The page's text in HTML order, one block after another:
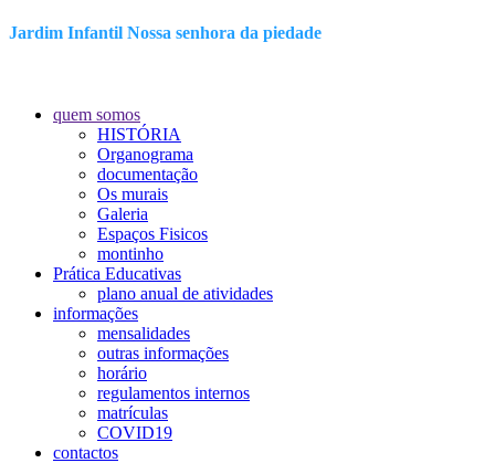
Jardim Infantil Nossa senhora da piedade
quem somos
HISTÓRIA
Organograma
documentação
Os murais
Galeria
Espaços Fisicos
montinho
Prática Educativas
plano anual de atividades
informações
mensalidades
outras informações
horário
regulamentos internos
matrículas
COVID19
contactos